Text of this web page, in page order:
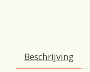
Beschrijving